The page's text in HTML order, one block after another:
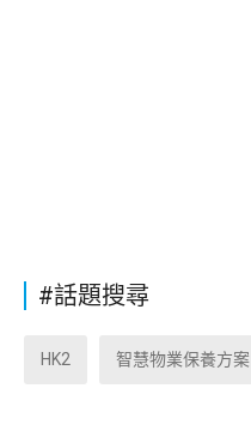
#話題搜尋
HK2 智慧物業保養方案